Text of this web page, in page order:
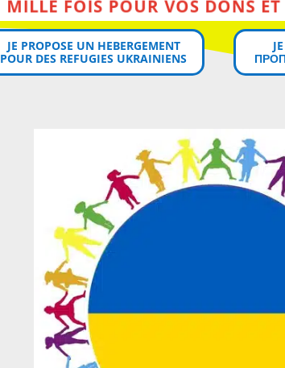
MERCI MILLE FOIS POUR VOS DONS ET
JE PROPOSE UN HEBERGEMENT
POUR DES REFUGIES UKRAINIENS